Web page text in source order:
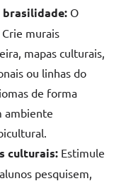
brasilidade: O
murais
mapas culturais,
ou linhas do
de forma
ambiente
culturais: Estimule
pesquisem,